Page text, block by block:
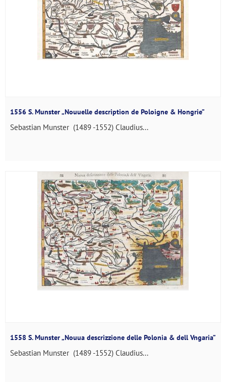
1556 S. Munster „Nouuelle description de Poloigne & Hongrie”
Sebastian Munster (1489 -1552) Claudius...
1558 S. Munster „Nouua descrizzione delle Polonia & dell Vngaria”
Sebastian Munster (1489 -1552) Claudius...